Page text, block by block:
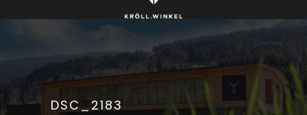
DSC_2183